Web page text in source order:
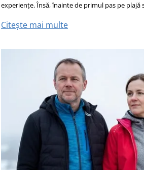
experiențe. Însă, înainte de primul pas pe plajă
Citește mai multe